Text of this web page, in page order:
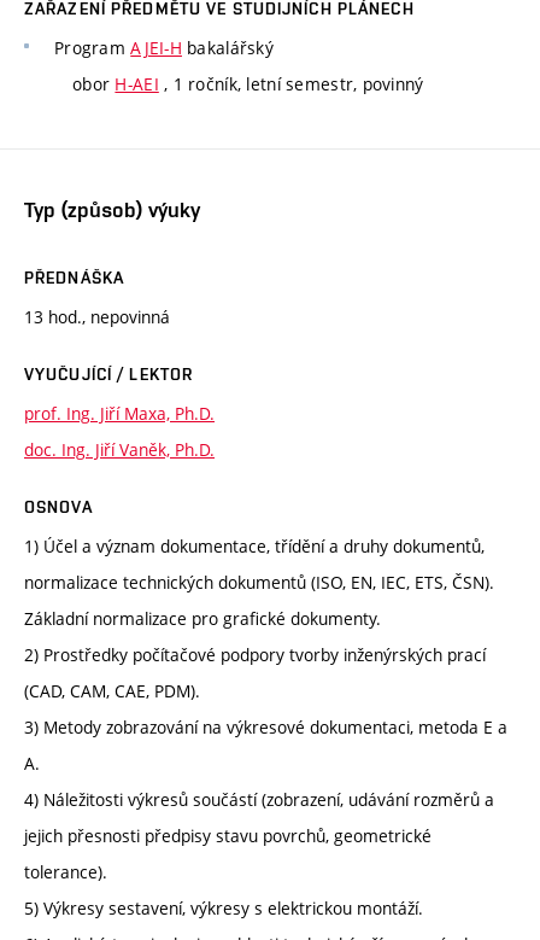
ZAŘAZENÍ PŘEDMĚTU VE STUDIJNÍCH PLÁNECH
ProgramAJEI-H bakalářský
obor H-AEI , 1 ročník, letní semestr, povinný
Typ (způsob) výuky
PŘEDNÁŠKA
13 hod., nepovinná
VYUČUJÍCÍ / LEKTOR
prof. Ing. Jiří Maxa, Ph.D.
doc. Ing. Jiří Vaněk, Ph.D.
OSNOVA
1) Účel a význam dokumentace, třídění a druhy dokumentů,
normalizace technických dokumentů (ISO, EN, IEC, ETS, ČSN).
Základní normalizace pro grafické dokumenty.
2) Prostředky počítačové podpory tvorby inženýrských prací
(CAD, CAM, CAE, PDM).
3) Metody zobrazování na výkresové dokumentaci, metoda E a
A.
4) Náležitosti výkresů součástí (zobrazení, udávání rozměrů a
jejich přesnosti předpisy stavu povrchů, geometrické
tolerance).
5) Výkresy sestavení, výkresy s elektrickou montáží.